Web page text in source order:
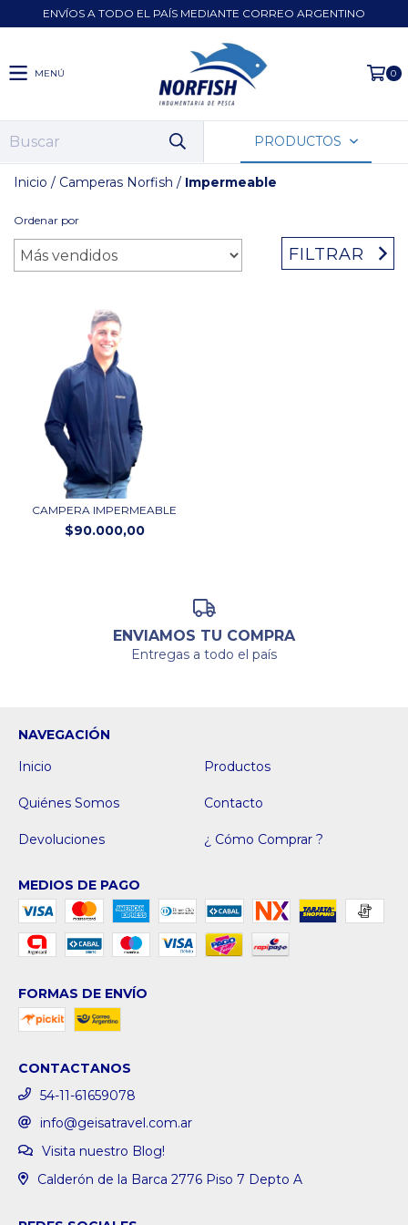
ENVÍOS A TODO EL PAÍS MEDIANTE CORREO ARGENTINO
MENÚ 0
PRODUCTOS
Inicio / Camperas Norfish / Impermeable
Ordenar por
FILTRAR
CAMPERA IMPERMEABLE
$90.000,00
ENVIAMOS TU COMPRA
Entregas a todo el país
NAVEGACIÓN
Inicio
Productos
Quiénes Somos Contacto
Devoluciones ¿ Cómo Comprar ?
MEDIOS DE PAGO
FORMAS DE ENVÍO
CONTACTANOS
54-11-61659078
info@geisatravel.com.ar
Visita nuestro Blog!
Calderón de la Barca 2776 Piso 7 Depto A